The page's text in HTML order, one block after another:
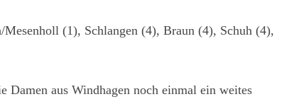
(1), Schlangen (4), Braun (4), Schuh (4),
Damen aus Windhagen noch einmal ein weites